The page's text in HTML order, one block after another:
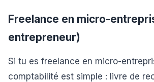
Freelance en micro-
entrepreneur)
Si tu es freelance en micro-
comptabilité est simple : livre de